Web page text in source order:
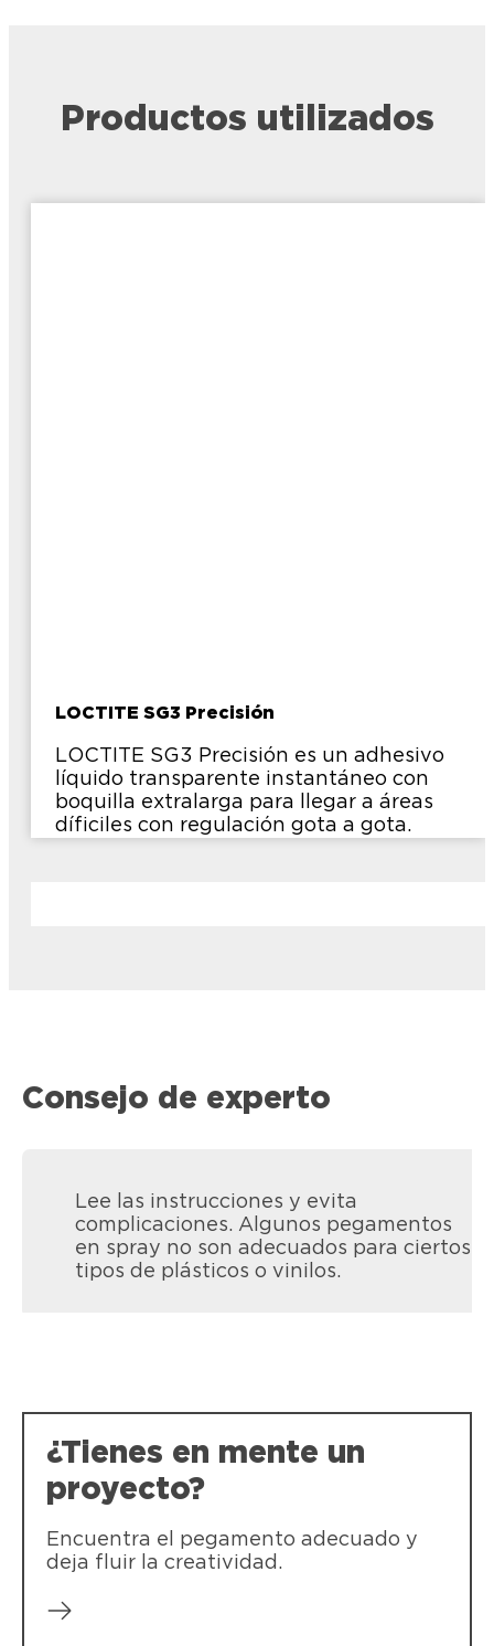
Productos utilizados
LOCTITE SG3 Precisión
LOCTITE SG3 Precisión es un adhesivo
líquido transparente instantáneo con
boquilla extralarga para llegar a áreas
díficiles con regulación gota a gota.
LOCTITE Super Glue-3 XXL - Ideal para
un uso frecuente en superficies
extensas
LOCTITE Super Glue-3 Creative Pen -
Pensado para aplicaciones muy precisas
Consejo de experto
Lee las instrucciones y evita
complicaciones. Algunos pegamentos
en spray no son adecuados para ciertos
tipos de plásticos o vinilos.
¿Tienes en mente un
proyecto?
Encuentra el pegamento adecuado y
deja fluir la creatividad.